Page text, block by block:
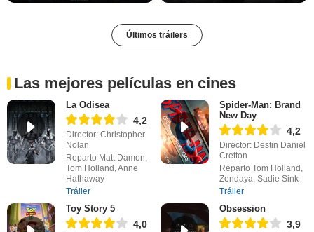
Últimos tráilers
Las mejores películas en cines
La Odisea
4,2
Director: Christopher
Nolan
Reparto Matt Damon,
Tom Holland, Anne
Hathaway
Tráiler
Spider-Man: Brand
New Day
4,2
Director: Destin Daniel
Cretton
Reparto Tom Holland,
Zendaya, Sadie Sink
Tráiler
Toy Story 5
4,0
Obsession
3,9